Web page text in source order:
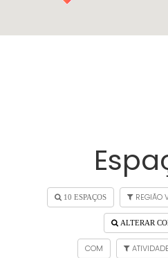
10 ESPAÇOS REGIÃO
ALTERAR
COM